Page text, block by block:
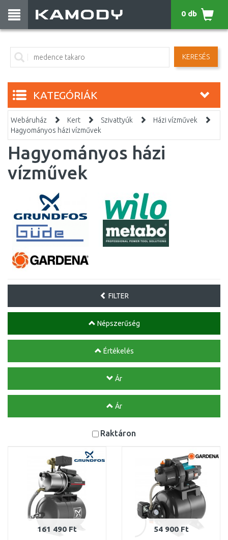
KERESÉS
0 db
KATEGÓRIÁK
Webáruház Kert Szivattyúk
Házi vízművek
Hagyományos házi vízművek
Hagyományos házi
vízművek
FILTER
Népszerűség
Értékelés
Ár
Ár
Raktáron
161 490 Ft 54 900 Ft